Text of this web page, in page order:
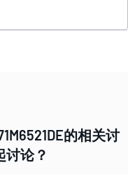
的相关讨
讨论？